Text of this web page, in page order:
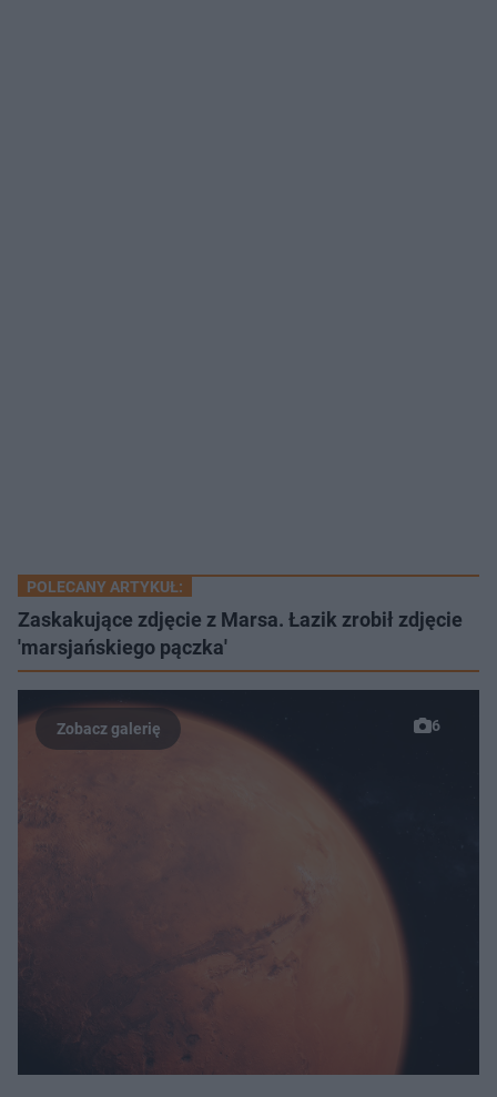
POLECANY ARTYKUŁ:
Zaskakujące zdjęcie z Marsa. Łazik zrobił zdjęcie
'marsjańskiego pączka'
6